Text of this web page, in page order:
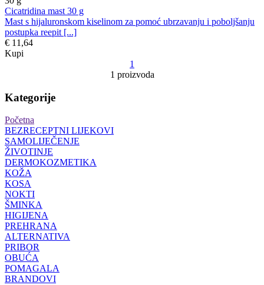
Cicatridina mast 30 g
Mast s hijaluronskom kiselinom za pomoć ubrzavanju i poboljšanju
postupka reepit [...]
€ 11,64
Kupi
1
1 proizvoda
Kategorije
Početna
BEZRECEPTNI LIJEKOVI
SAMOLIJEČENJE
ŽIVOTINJE
DERMOKOZMETIKA
KOŽA
KOSA
NOKTI
ŠMINKA
HIGIJENA
PREHRANA
ALTERNATIVA
PRIBOR
OBUĆA
POMAGALA
BRANDOVI